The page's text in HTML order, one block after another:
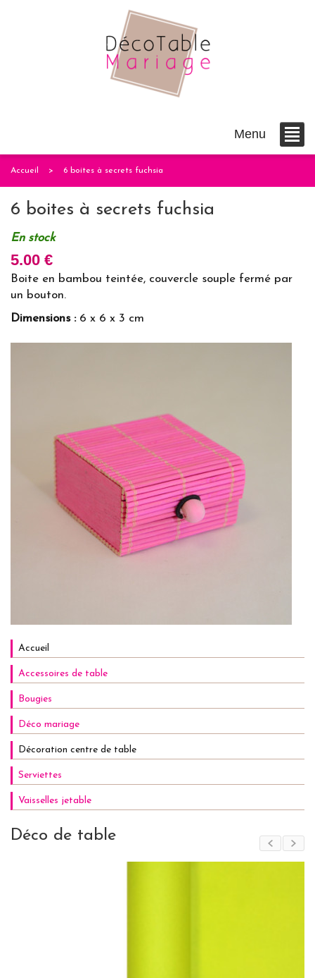
Menu
Accueil 6 boites à secrets fuchsia
6 boites à secrets fuchsia
En stock
5.00 €
Boite en bambou teintée, couvercle souple fermé par
un bouton.
Dimensions :6 x 6 x 3 cm
Accueil
Accessoires de table
Bougies
Déco mariage
Décoration centre de table
Serviettes
Vaisselles jetable
Déco de table